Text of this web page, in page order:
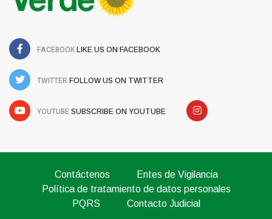
FACEBOOK LIKE US ON FACEBOOK
TWITTER FOLLOW US ON TWITTER
YOUTUBE SUBSCRIBE ON YOUTUBE
Contáctenos
Entes de Vigilancia
Política de tratamiento de datos personales
PQRS
Contacto Judicial